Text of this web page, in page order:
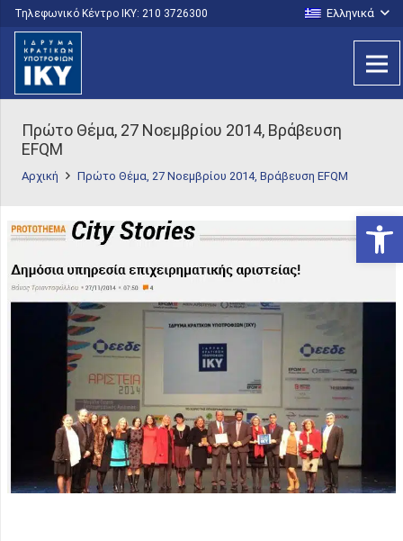
Τηλεφωνικό Κέντρο IKY: 210 3726300 Ελληνικά
Πρώτο Θέμα, 27 Νοεμβρίου 2014, Βράβευση
EFQM
Αρχική Πρώτο Θέμα, 27 Νοεμβρίου 2014, Βράβευση EFQM